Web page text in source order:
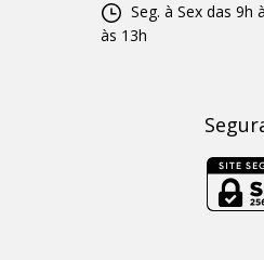
Seg. à Sex das 9h
às 13h